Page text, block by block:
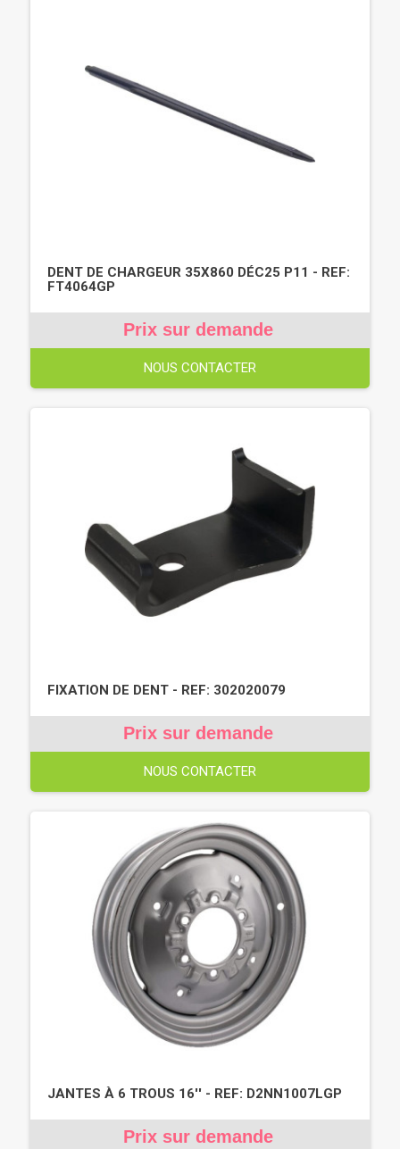
DENT DE CHARGEUR 35X860 DÉC25 P11 - REF:
FT4064GP
Prix sur demande
NOUS CONTACTER
FIXATION DE DENT - REF: 302020079
Prix sur demande
NOUS CONTACTER
JANTES À 6 TROUS 16'' - REF: D2NN1007LGP
Prix sur demande